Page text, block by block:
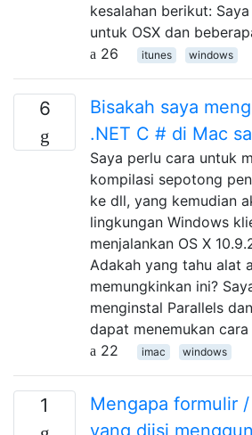
kesalahan berikut:
untuk OSX dan
26
itunes windows
6
Bisakah saya
.NET C # di Mac
Saya perlu cara untuk
kompilasi sepotong
ke dll, yang kemudian
lingkungan Windows
menjalankan OS X
Adakah yang tahu alat
memungkinkan ini?
menginstal Parallels
dapat menemukan
22
imac windows
1
Mengapa formulir
yang diisi